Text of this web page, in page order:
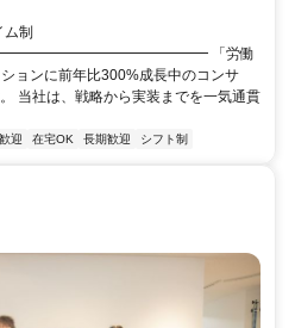
制
「労働
ョンに前年比300%成長中のコンサ
当社は、戦略から実装までを一気通貫
迎 在宅OK 長期歓迎 シフト制